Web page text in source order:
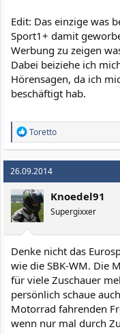
Edit: Das einzige was
Sport1+ damit
Werbung zu zeigen
Dabei beiziehe ich
Hörensagen, da ich
beschäftigt hab.
R
e
a
k
t
i
o
n
e
n
Toretto
26.09.2014
Knoedel91
Supergixxer
Denke nicht das
wie die SBK-WM. Die
für viele Zuschauer
persönlich schaue
Motorrad fahrenden
wenn nur mal durch